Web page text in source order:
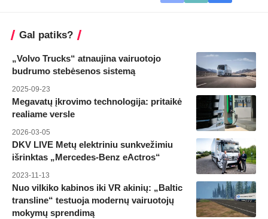
Gal patiks?
„Volvo Trucks“ atnaujina vairuotojo
budrumo stebėsenos sistemą
2025-09-23
Megavatų įkrovimo technologija: pritaikė
realiame versle
2026-03-05
DKV LIVE Metų elektriniu sunkvežimiu
išrinktas „Mercedes-Benz eActros“
2023-11-13
Nuo vilkiko kabinos iki VR akinių: „Baltic
transline“ testuoja modernų vairuotojų
mokymų sprendimą